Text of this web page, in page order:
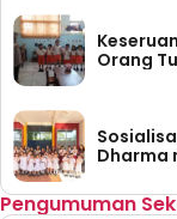
Orang
Dharma
Pengumuman